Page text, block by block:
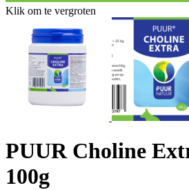
Klik om te vergroten
PUUR Choline
100g